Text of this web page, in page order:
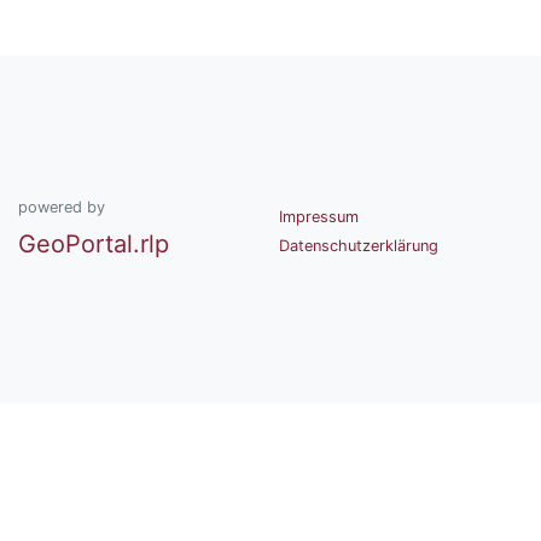
powered by
GeoPortal.rlp
Impressum
Datenschutzerklärung